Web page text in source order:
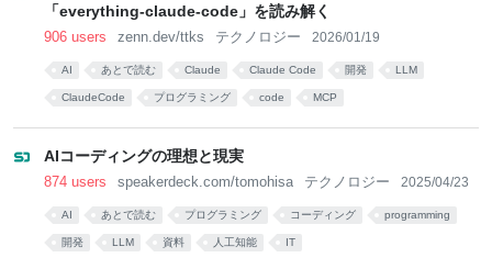
「everything-claude-code」を読み解く
906 users zenn.dev/ttks テクノロジー 2026/01/19
AI あとで読む Claude Claude Code 開発 LLM
ClaudeCode プログラミング code MCP
AIコーディングの理想と現実
874 users speakerdeck.com/tomohisa テクノロジー 2025/04/23
AI あとで読む プログラミング コーディング programming
開発 LLM 資料 人工知能 IT